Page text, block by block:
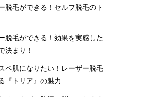
脱毛ができる！セルフ脱毛のト
脱毛ができる！効果を実感した
決まり！
ベ肌になりたい！レーザー脱毛
『トリア』の魅力